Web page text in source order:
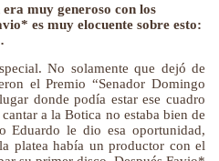
muy generoso con los
es muy elocuente sobre esto:
No solamente que dejó de
el Premio “Senador Domingo
donde podía estar ese cuadro
a la Botica no estaba bien de
Eduardo le dio esa oportunidad,
platea había un productor con el